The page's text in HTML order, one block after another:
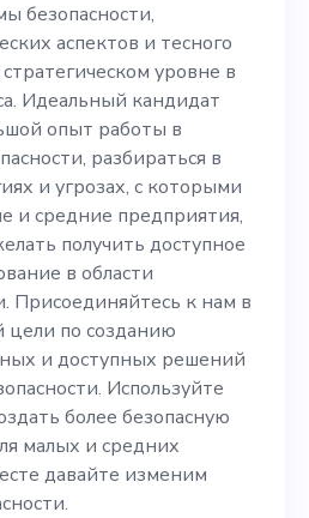
нашей
передовых
аспектов и
на
уровне в
бизнеса.
большой
в области
в облачных
безопасности,
аспектов и тесного
уровне в
Идеальный кандидат
опыт работы в
разбираться в
и угрозах, с которыми
и средние предприятия,
получить доступное
в области
Присоединяйтесь к нам в
по созданию
и доступных решений
Используйте
более безопасную
малых и средних
давайте изменим